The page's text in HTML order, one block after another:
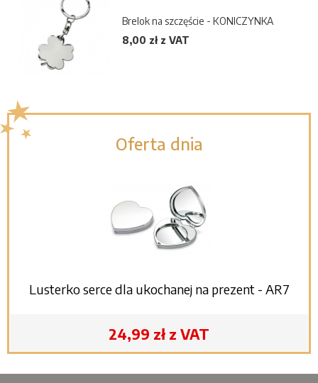
Brelok na szczęście - KONICZYNKA
8,00 zł z VAT
Oferta dnia
Lusterko serce dla ukochanej na prezent - AR7
24,99 zł z VAT